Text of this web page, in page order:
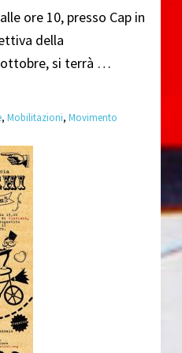
ore 10, presso Cap in
della
ottobre, si terrà …
, Mobilitazioni, Movimento